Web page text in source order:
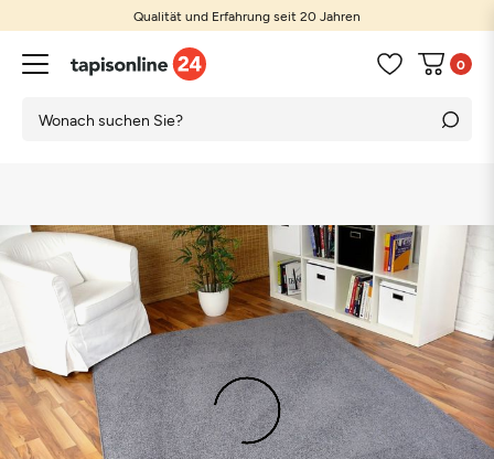
Qualität und Erfahrung seit 20 Jahren
0